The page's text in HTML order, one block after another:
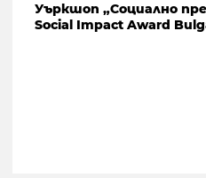
Уъркшоп „Социално
Social Impact Award